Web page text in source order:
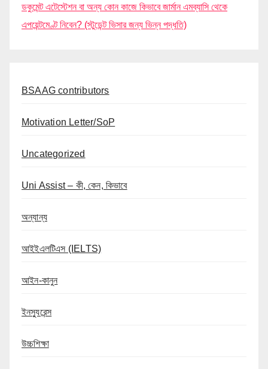
ডকুমেন্ট এটেস্টেশন বা অন্য কোন কাজে কিভাবে জার্মান এমব্যাসি থেকে
এপয়েন্টমেণ্ট নিবেন? (স্টুডেন্ট ভিসার জন্য ভিন্ন পদ্ধতি)
BSAAG contributors
Motivation Letter/SoP
Uncategorized
Uni Assist – কী, কেন, কিভাবে
অন্যান্য
আইইএলটিএস (IELTS)
আইন-কানুন
ইনস্যুরেন্স
উচ্চশিক্ষা